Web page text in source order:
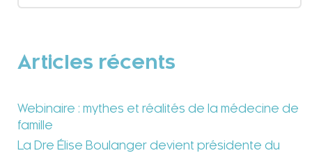
Articles récents
Webinaire : mythes et réalités de la médecine de
famille
La Dre Élise Boulanger devient présidente du